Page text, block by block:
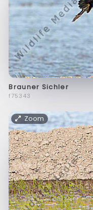
Brauner Sichler
f75343
Zoom